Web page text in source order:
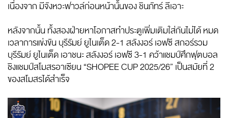
เนื่องจาก มีจังหวะฟาวล์ก่อนหน้านั้นของ ชินภัทร์ ลีเอาะ
หลังจากนั้น ทั้งสองฝ่ายหาโอกาสทำประตูเพิ่มเติมใส่กันไม่ได้ หมด
เวลาการแข่งขัน บุรีรัมย์ ยูไนเต็ด 2-1 สลังงอร์ เอฟซี สกอร์รวม
บุรีรัมย์ ยูไนเต็ด เอาชนะ สลังงอร์ เอฟซี 3-1 คว้าแชมป์ศึกฟุตบอล
ชิงแชมป์สโมสรอาเซียน “SHOPEE CUP 2025/26” เป็นสมัยที่ 2
ของสโมสรได้สำเร็จ